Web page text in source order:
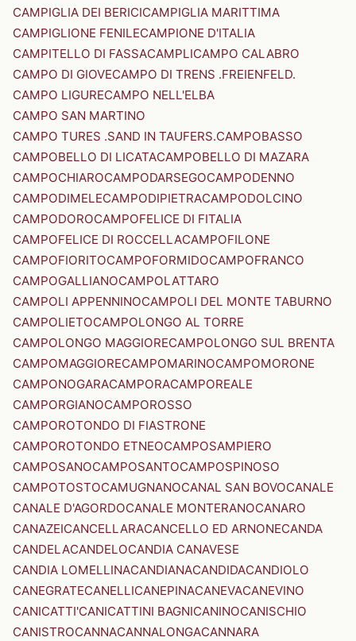
CAMPIGLIA DEI BERICICAMPIGLIA MARITTIMA
CAMPIGLIONE FENILECAMPIONE D'ITALIA
CAMPITELLO DI FASSACAMPLICAMPO CALABRO
CAMPO DI GIOVECAMPO DI TRENS .FREIENFELD.
CAMPO LIGURECAMPO NELL'ELBA
CAMPO SAN MARTINO
CAMPO TURES .SAND IN TAUFERS.CAMPOBASSO
CAMPOBELLO DI LICATACAMPOBELLO DI MAZARA
CAMPOCHIAROCAMPODARSEGOCAMPODENNO
CAMPODIMELECAMPODIPIETRACAMPODOLCINO
CAMPODOROCAMPOFELICE DI FITALIA
CAMPOFELICE DI ROCCELLACAMPOFILONE
CAMPOFIORITOCAMPOFORMIDOCAMPOFRANCO
CAMPOGALLIANOCAMPOLATTARO
CAMPOLI APPENNINOCAMPOLI DEL MONTE TABURNO
CAMPOLIETOCAMPOLONGO AL TORRE
CAMPOLONGO MAGGIORECAMPOLONGO SUL BRENTA
CAMPOMAGGIORECAMPOMARINOCAMPOMORONE
CAMPONOGARACAMPORACAMPOREALE
CAMPORGIANOCAMPOROSSO
CAMPOROTONDO DI FIASTRONE
CAMPOROTONDO ETNEOCAMPOSAMPIERO
CAMPOSANOCAMPOSANTOCAMPOSPINOSO
CAMPOTOSTOCAMUGNANOCANAL SAN BOVOCANALE
CANALE D'AGORDOCANALE MONTERANOCANARO
CANAZEICANCELLARACANCELLO ED ARNONECANDA
CANDELACANDELOCANDIA CANAVESE
CANDIA LOMELLINACANDIANACANDIDACANDIOLO
CANEGRATECANELLICANEPINACANEVACANEVINO
CANICATTI'CANICATTINI BAGNICANINOCANISCHIO
CANISTROCANNACANNALONGACANNARA